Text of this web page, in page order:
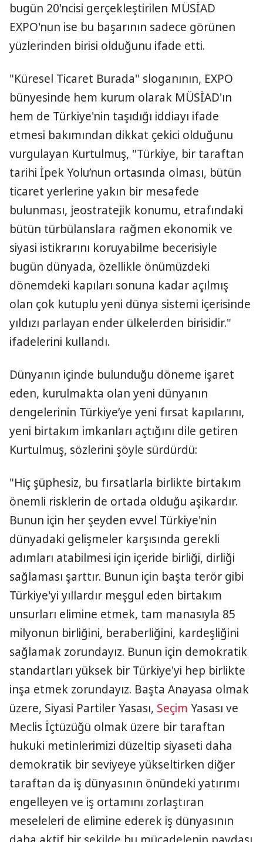
bugün 20'ncisi gerçekleştirilen MÜSİAD
EXPO'nun ise bu başarının sadece görünen
yüzlerinden birisi olduğunu ifade etti.
"Küresel Ticaret Burada" sloganının, EXPO
bünyesinde hem kurum olarak MÜSİAD'ın
hem de Türkiye'nin taşıdığı iddiayı ifade
etmesi bakımından dikkat çekici olduğunu
vurgulayan Kurtulmuş, "Türkiye, bir taraftan
tarihi İpek Yolu’nun ortasında olması, bütün
ticaret yerlerine yakın bir mesafede
bulunması, jeostratejik konumu, etrafındaki
bütün türbülanslara rağmen ekonomik ve
siyasi istikrarını koruyabilme becerisiyle
bugün dünyada, özellikle önümüzdeki
dönemdeki kapıları sonuna kadar açılmış
olan çok kutuplu yeni dünya sistemi içerisinde
yıldızı parlayan ender ülkelerden birisidir."
ifadelerini kullandı.
Dünyanın içinde bulunduğu döneme işaret
eden, kurulmakta olan yeni dünyanın
dengelerinin Türkiye’ye yeni fırsat kapılarını,
yeni birtakım imkanları açtığını dile getiren
Kurtulmuş, sözlerini şöyle sürdürdü:
"Hiç şüphesiz, bu fırsatlarla birlikte birtakım
önemli risklerin de ortada olduğu aşikardır.
Bunun için her şeyden evvel Türkiye'nin
dünyadaki gelişmeler karşısında gerekli
adımları atabilmesi için içeride birliği, dirliği
sağlaması şarttır. Bunun için başta terör gibi
Türkiye'yi yıllardır meşgul eden birtakım
unsurları elimine etmek, tam manasıyla 85
milyonun birliğini, beraberliğini, kardeşliğini
sağlamak zorundayız. Bunun için demokratik
standartları yüksek bir Türkiye'yi hep birlikte
inşa etmek zorundayız. Başta Anayasa olmak
üzere, Siyasi Partiler Yasası, Seçim Yasası ve
Meclis İçtüzüğü olmak üzere bir taraftan
hukuki metinlerimizi düzeltip siyaseti daha
demokratik bir seviyeye yükseltirken diğer
taraftan da iş dünyasının önündeki yatırımı
engelleyen ve iş ortamını zorlaştıran
meseleleri de elimine ederek iş dünyasının